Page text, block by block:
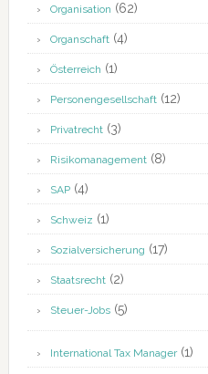
Organisation (62)
Organschaft(4)
Österreich (1)
Personengesellschaft(12)
Privatrecht(3)
Risikomanagement(8)
SAP(4)
Schweiz (1)
Sozialversicherung (17)
Staatsrecht(2)
Steuer-Jobs(5)
International Tax Manager(1)